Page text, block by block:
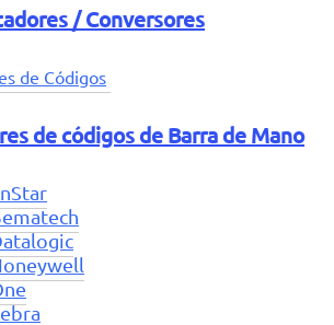
/ Conversores
de Códigos
de códigos de Barra de Mano